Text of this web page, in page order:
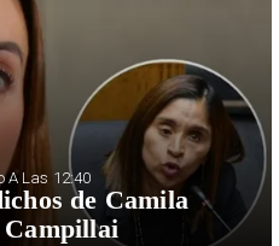
de Camila
Campillai
A Las 12:40